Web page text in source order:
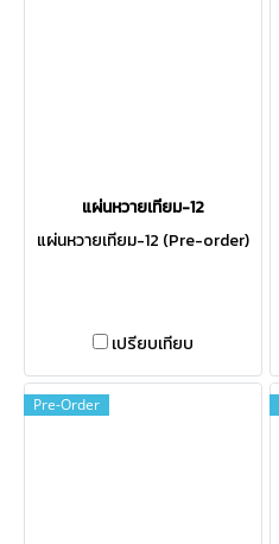
แผ่นหวายเทียม-12
แผ่นหวายเทียม-12 (Pre-order)
เปรียบเทียบ
Pre-Order